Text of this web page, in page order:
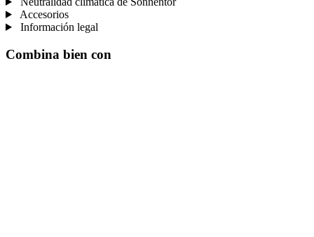
Accesorios
Información legal
Combina bien con